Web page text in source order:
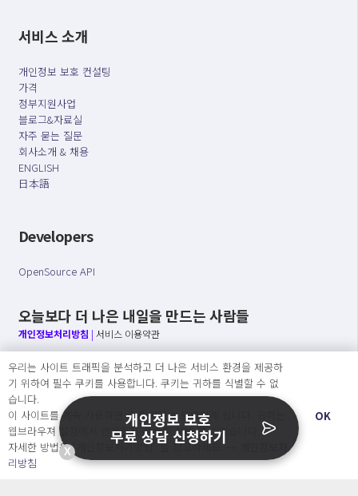
서비스 소개
개인정보 보호 컨설팅
가격
정부지원사업
블로그&자료실
자주 묻는 질문
회사소개 & 채용
ENGLISH
日本語
Developers
OpenSource API
오늘보다 더 나은 내일을 만드는 사람들
개인정보처리방침 | 서비스 이용약관
○ 개인정보보호 컴플라이언스를 선도하겠습니다.
○ 정보주체의 권리를 보장하겠습니다.
○ 기업의 개인정보보호를 위한 효율적 관리를 보장하겠습니다.
Copyright Ⓒ
2026 O.NE PEOPLE Co., Ltd. All rights reserved.
우리는 사이트 트래픽을 분석하고 더 나은 서비스 환경을 제공하
기 위하여 필수 쿠키를 사용합니다. 쿠키는 귀하를 식별할 수 없
습니다.
이 사이트를 계속 사용하면 쿠키 사용에 동의하게 됩니다. 귀하는
웹브라우져 설정에서 언제든지 쿠키를 삭제 할 수있습니다.
자세한 방법은 “개인정보처리방침” 을 참고하세요. →
리방침
OK
X
개인정보 보호
무료 상담 신청하기